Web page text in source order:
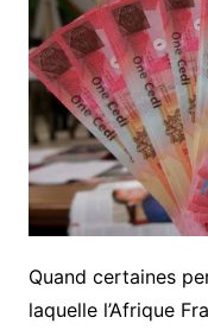
Quand certaines
laquelle l’Afrique